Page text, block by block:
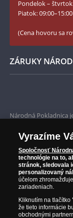
Numizmatické
YouTube Národnej
Pondelok –
Piatok: 09:00–15:00
(Cena hovoru sa
ZÁRUKY
Iba originálne
Národná Pokladnica
od roku 2010.
Národná
emisií z viac ako 50
ako je Britská
Parížska mincovňa,
Austrálska
zberateľom
autentickosti.
Vyrazíme
Spoločnosť
technológie na to,
stránok, sledovala
personalizovaný
účelom
zariadeniach.
Kliknutím na tlačítko
že tieto informácie
obchodnými